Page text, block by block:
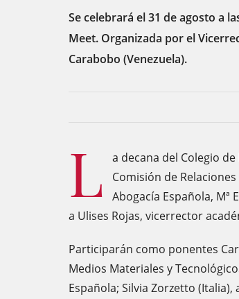
Se celebrará el 31 de agosto a
Meet. Organizada por el
Carabobo (Venezuela).
L
a decana del Colegio
Comisión de
Abogacía Española,
a Ulises Rojas, vicerrector
Participarán como ponentes
Medios Materiales y
Española; Silvia Zorzetto